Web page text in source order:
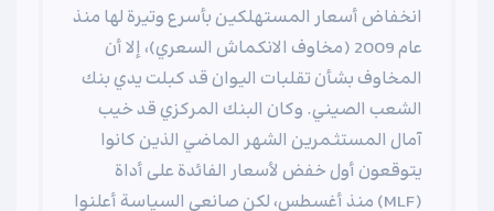
انخفاض أسعار المستهلكين بأسرع وتيرة لها منذ
عام 2009 (مخاوف الانكماش السعري)، إلا أن
المخاوف بشأن تقلبات اليوان قد كبلت يدي بنك
الشعب الصيني. وكان البنك المركزي قد خيب
آمال المستثمرين الشهر الماضي الذين كانوا
يتوقعون أول خفض لأسعار الفائدة على أداة
(MLF) منذ أغسطس، لكن صانعي السياسة أعلنوا